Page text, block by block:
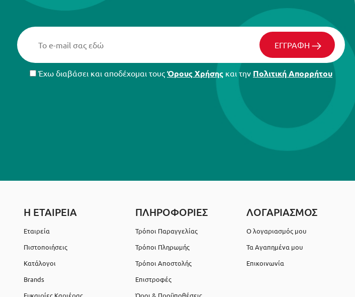
ΕΓΓΡΑΦΗ
Έχω διαβάσει και αποδέχομαι τους Όρους Χρήσης και την Πολιτική Απορρήτου
Η ΕΤΑΙΡΕΙΑ
Εταιρεία
Πιστοποιήσεις
Κατάλογοι
Brands
Ευκαιρίες Καριέρας
ΠΛΗΡΟΦΟΡΙΕΣ
Τρόποι Παραγγελίας
Τρόποι Πληρωμής
Τρόποι Αποστολής
Επιστροφές
Όροι & Προϋποθέσεις
ΛΟΓΑΡΙΑΣΜΟΣ
Ο λογαριασμός μου
Τα Αγαπημένα μου
Επικοινωνία